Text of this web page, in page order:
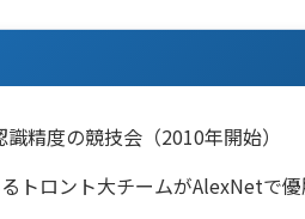
精度の競技会（2010年開始）
トロント大チームがAlexNetで